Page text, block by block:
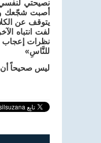
نصيحتي
أصبت شجّعك
يتوقف عن
لفت انتباه
نظرات إعجاب
للنَّاسِ»
ليس صحيحاً أن